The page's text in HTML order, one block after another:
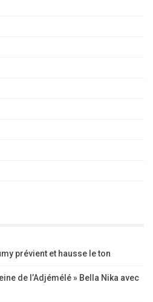
prévient et hausse le ton
de l’Adjémélé » Bella Nika avec